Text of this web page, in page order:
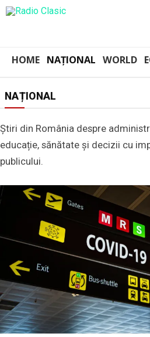
HOME NAȚIONAL WORLD
NAȚIONAL
Știri din România despre
educație, sănătate și decizii cu
publicului.